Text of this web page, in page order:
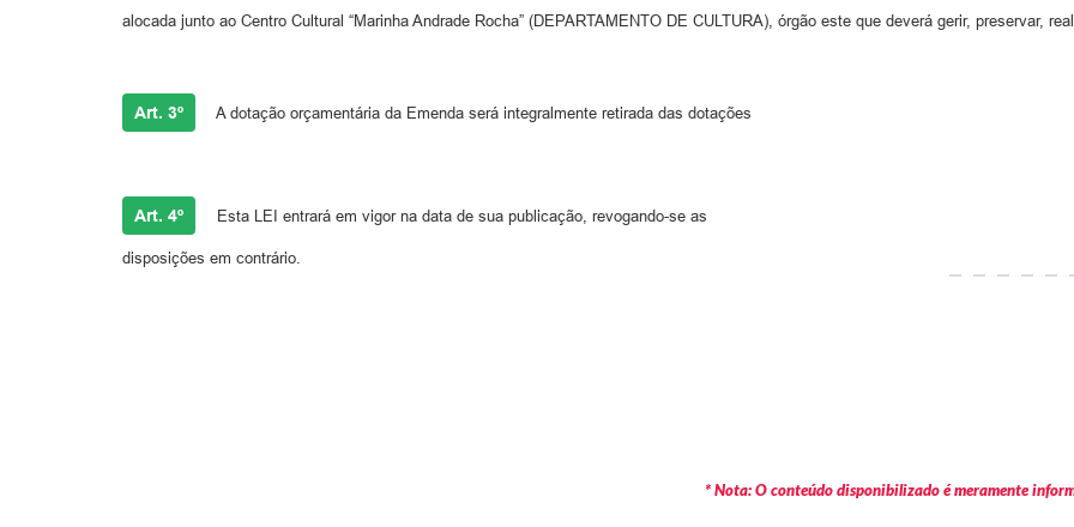
alocada junto ao Centro Cultural “Marinha Andrade Rocha” (DEPARTAMENTO DE CULTURA), órgão este que deverá gerir, preservar,
Art. 3º A dotação orçamentária da Emenda será integralmente retirada das dotações
Art. 4º Esta LEI entrará em vigor na data de sua publicação, revogando-se as
disposições em contrário.
* Nota: O conteúdo disponibilizado é meramente